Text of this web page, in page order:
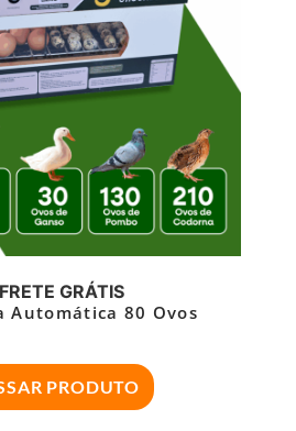
FRETE GRÁTIS
Automática 80 Ovos
PRODUTO